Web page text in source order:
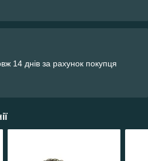
14 днів за рахунок покупця